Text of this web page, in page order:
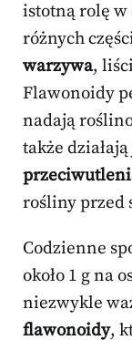
istotną rolę w
różnych
warzywa,
Flawonoidy
nadają
także
rośliny przed
Codzienne
około 1 g na
niezwykle
flawonoidy,